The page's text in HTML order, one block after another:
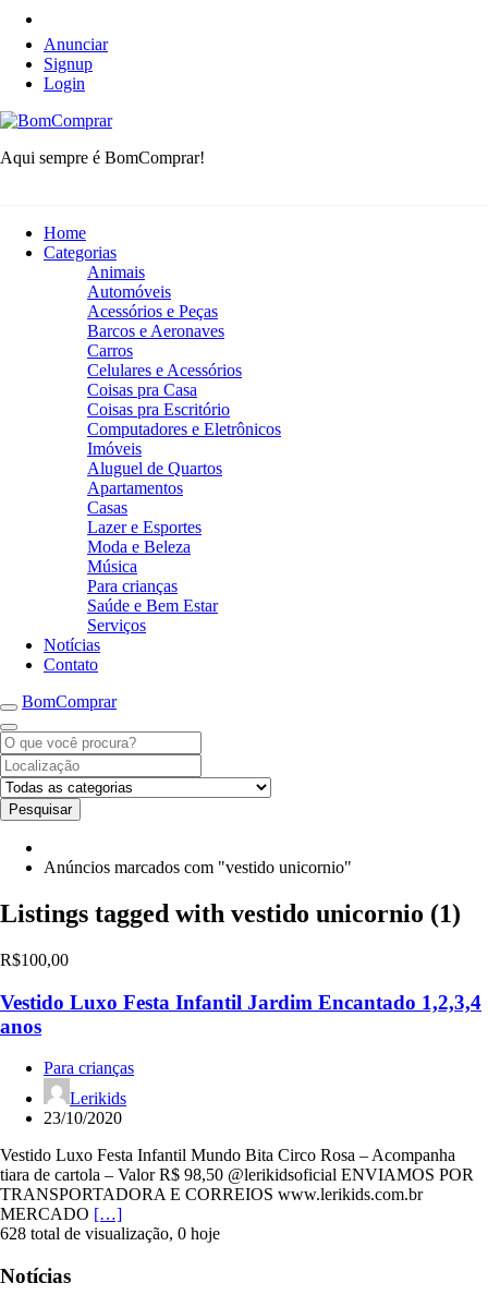
Anunciar
Signup
Login
BomComprar
Aqui sempre é BomComprar!
Home
Categorias
Animais
Automóveis
Acessórios e Peças
Barcos e Aeronaves
Carros
Celulares e Acessórios
Coisas pra Casa
Coisas pra Escritório
Computadores e Eletrônicos
Imóveis
Aluguel de Quartos
Apartamentos
Casas
Lazer e Esportes
Moda e Beleza
Música
Para crianças
Saúde e Bem Estar
Serviços
Notícias
Contato
BomComprar
Pesquisar
Anúncios marcados com "vestido unicornio"
Listings tagged with vestido unicornio (1)
R$100,00
Vestido Luxo Festa Infantil Jardim Encantado 1,2,3,4
anos
Para crianças
Lerikids
23/10/2020
Vestido Luxo Festa Infantil Mundo Bita Circo Rosa – Acompanha
tiara de cartola – Valor R$ 98,50 @lerikidsoficial ENVIAMOS POR
TRANSPORTADORA E CORREIOS www.lerikids.com.br
MERCADO […]
628 total de visualização, 0 hoje
Notícias